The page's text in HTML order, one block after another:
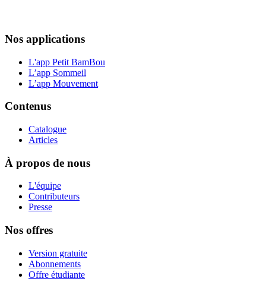
Nos applications
L'app Petit BamBou
L’app Sommeil
L’app Mouvement
Contenus
Catalogue
Articles
À propos de nous
L'équipe
Contributeurs
Presse
Nos offres
Version gratuite
Abonnements
Offre étudiante